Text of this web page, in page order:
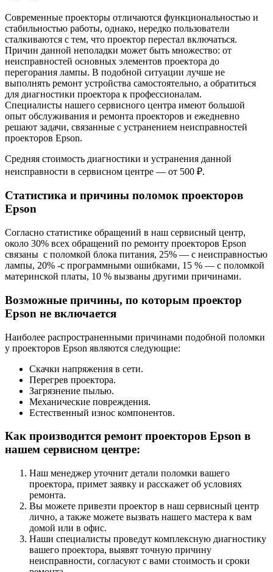
Современные проекторы отличаются функциональностью и
стабильностью работы, однако, нередко пользователи
сталкиваются с тем, что проектор перестал включаться.
Причин данной неполадки может быть множество: от
неисправностей основных элементов проектора до
перегорания лампы. В подобной ситуации лучше не
выполнять ремонт устройства самостоятельно, а обратиться
для диагностики проектора к профессионалам.
Специалисты нашего сервисного центра имеют большой
опыт обслуживания и ремонта проекторов и ежедневно
решают задачи, связанные с устранением неисправностей
проекторов Epson.
Средняя стоимость диагностики и устранения данной
неисправности в сервисном центре — от 500 ₽.
Статистика и причины поломок проекторов
Epson
Согласно статистике обращений в наш сервисный центр,
около 30% всех обращений по ремонту проекторов Epson
связаны с поломкой блока питания, 25% — с неисправностью
лампы, 20% -с программными ошибками, 15 % — с поломкой
материнской платы, 10 % вызваны другими причинами.
Возможные причины, по которым проектор
Epson не включается
Наиболее распространенными причинами подобной поломки
у проекторов Epson являются следующие:
Скачки напряжения в сети.
Перегрев проектора.
Загрязнение пылью.
Механические повреждения.
Естественный износ компонентов.
Как производится ремонт проекторов Epson в
нашем сервисном центре:
Наш менеджер уточнит детали поломки вашего
проектора, примет заявку и расскажет об условиях
ремонта.
Вы можете привезти проектор в наш сервисный центр
лично, а также можете вызвать нашего мастера к вам
домой или в офис.
Наши специалисты проведут комплексную диагностику
вашего проектора, выявят точную причину
неисправности, согласуют с вами стоимость и сроки